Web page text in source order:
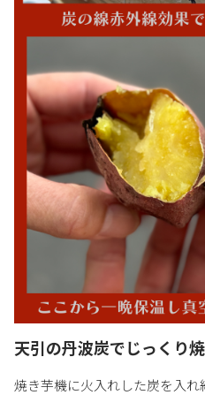
天引の丹波炭でじっくり
焼き芋機に火入れした炭を入